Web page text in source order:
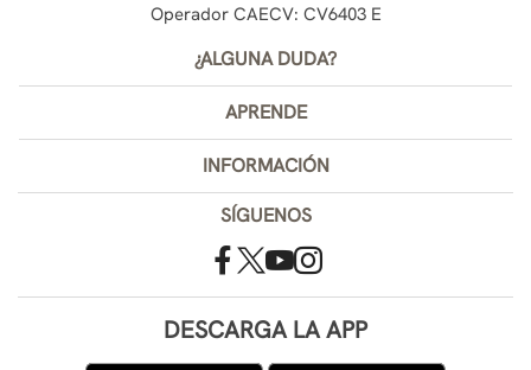
Operador CAECV: CV6403 E
¿ALGUNA DUDA?
APRENDE
INFORMACIÓN
SÍGUENOS
DESCARGA LA APP